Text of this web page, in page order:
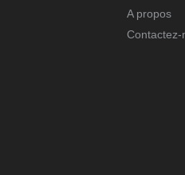
A propos
Contactez-